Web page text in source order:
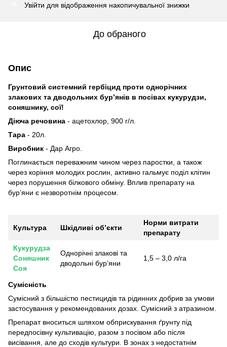
Увійти для відображення накопичувальної знижки
До обраного
Опис
Грунтовий системний гербіцид проти однорічних
злакових та дводольних бур’янів в посівах кукурудзи,
соняшнику, сої!
Діюча речовина - ацетохлор, 900 г/л.
Тара - 20л.
Виробник - Дар Агро.
Поглинається переважним чином через паростки, а також
через коріння молодих рослин, активно гальмує поділ клітин
через порушення білкового обміну. Вплив препарату на
бур’яни є незворотнім процесом.
Культура Шкідливі об’єкти
Норми витрати
препарату
Кукурудза
Соняшник
Соя
Однорічні злакові та
дводольні бур’яни
1,5 – 3,0 л/га
Сумісність
Сумісний з більшістю пестицидів та рідинних добрив за умови
застосування у рекомендованих дозах. Сумісний з атразином.
Препарат вноситься шляхом обприскування ґрунту під
передпосівну культивацію, разом з посівом або після
висівання, але до сходів культури. В зонах з недостатнім